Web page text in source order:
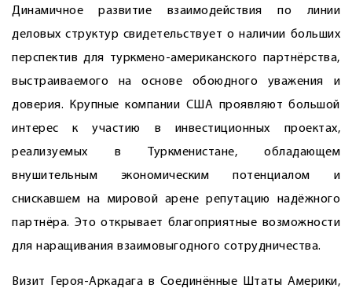
Динамичное развитие взаимодействия по линии
деловых структур свидетельствует о наличии больших
перспектив для туркмено-американского партнёрства,
выстраиваемого на основе обоюдного уважения и
доверия. Крупные компании США проявляют большой
интерес к участию в инвестиционных проектах,
реализуемых в Туркменистане, обладающем
внушительным экономическим потенциалом и
снискавшем на мировой арене репутацию надёжного
партнёра. Это открывает благоприятные возможности
для наращивания взаимовыгодного сотрудничества.
Визит Героя-Аркадага в Соединённые Штаты Америки,